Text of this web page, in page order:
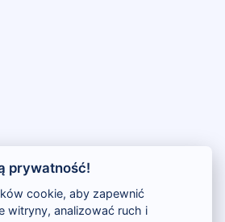
prywatność!
cookie, aby zapewnić
witryny, analizować ruch i